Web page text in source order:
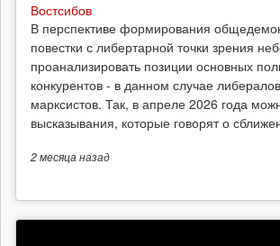
Востсибов
В перспективе формирования
повестки с либертарной точки зрения
проанализировать позиции основных
конкурентов - в данном случае
марксистов. Так, в апреле 2026 года
высказывания, которые говорят о
2 месяцаназад